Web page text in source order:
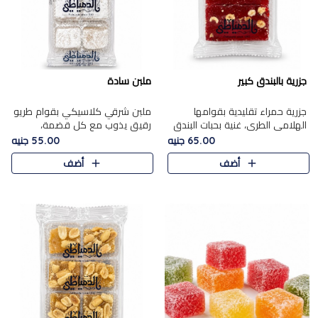
جزرية بالبندق كبير
جزرية حمراء تقليدية بقوامها
الهلامي الطري، غنية بحبات البندق
الفاخرة التي تضيف قرمشة راقية
إلى قوامها الناعم، لتقدم مزيجًا
متوازنًا من النكه..
65.00 جنيه
أضف
ملبن سادة
ملبن شرقي كلاسيكي بقوام طريو
رقيق يذوب مع كل قضمة،
مغطى بطبقة ناعمة من السكر
البودرة ليقدم المذاق الأصيل الذي
ارتبط بحلويات المولد التقليدي..
55.00 جنيه
أضف